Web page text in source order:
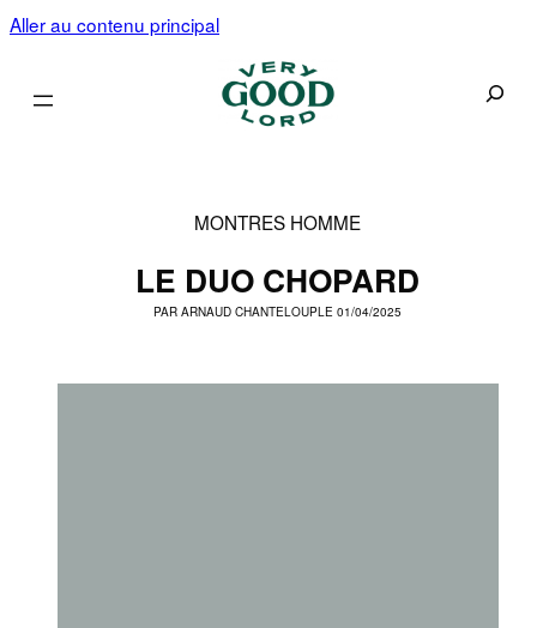
Aller au contenu principal
MONTRES HOMME
LE DUO CHOPARD
PARARNAUD CHANTELOUPLE 01/04/2025